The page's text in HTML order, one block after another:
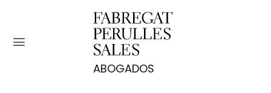
contenido